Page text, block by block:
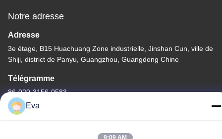
Notre adresse
Adresse
3e étage, B15 Huachuang Zone industrielle, Jinshan Cun, ville de
Shiji, district de Panyu, Guangzhou, Guangdong Chine
Télégramme
86-020-3156-0583
Eva
9:09 AM